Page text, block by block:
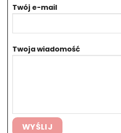
Twój e-mail
Twoja wiadomość